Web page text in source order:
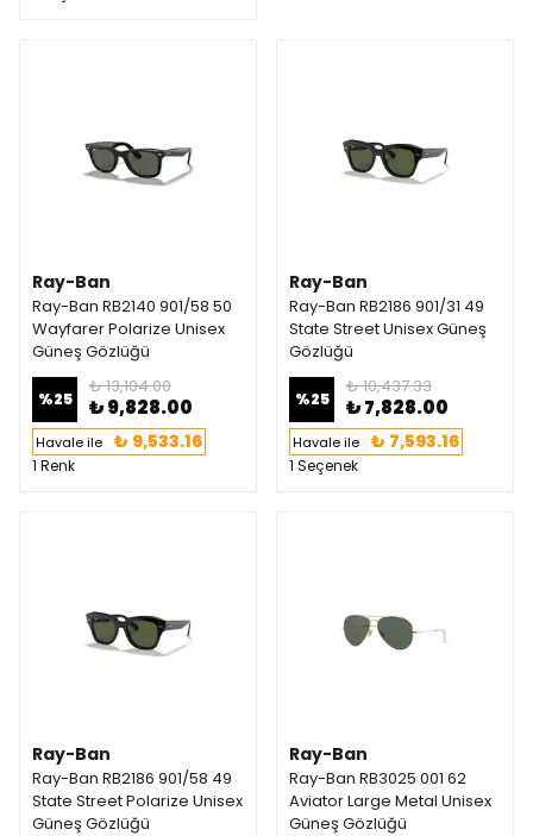
Ray-Ban
Ray-Ban RB2140 901/58 50
Wayfarer Polarize Unisex
Güneş Gözlüğü
%25
₺ 13,104.00
₺ 9,828.00
Havale ile ₺ 9,533.16
1 Renk
Ray-Ban
Ray-Ban RB2186 901/31 49
State Street Unisex Güneş
Gözlüğü
%25
₺ 10,437.33
₺ 7,828.00
Havale ile ₺ 7,593.16
1 Seçenek
Ray-Ban
Ray-Ban RB2186 901/58 49
State Street Polarize Unisex
Güneş Gözlüğü
Ray-Ban
Ray-Ban RB3025 001 62
Aviator Large Metal Unisex
Güneş Gözlüğü